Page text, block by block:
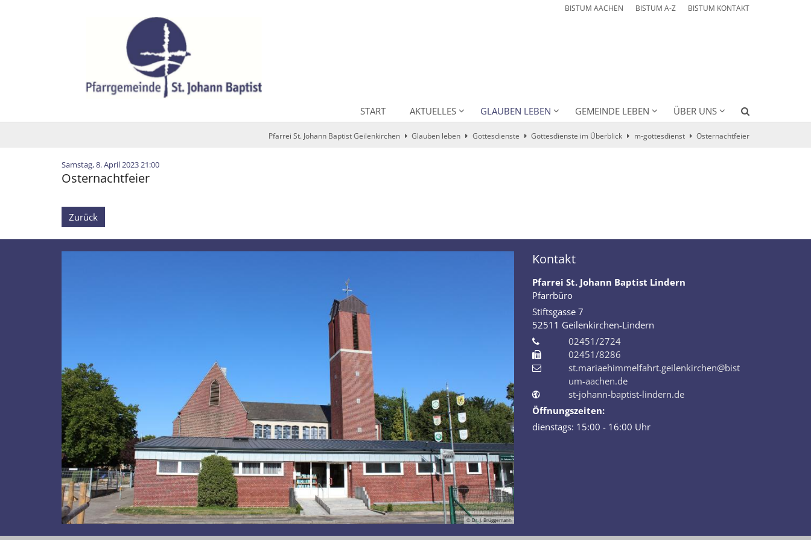
BISTUM AACHEN BISTUM A-Z BISTUM KONTAKT
START AKTUELLES GLAUBEN LEBEN GEMEINDE LEBEN ÜBER UNS
Pfarrei St. Johann Baptist Geilenkirchen Glauben leben Gottesdienste Gottesdienste im Überblick m-gottesdienst Osternachtfeier
Samstag, 8. April 2023 21:00:
Osternachtfeier
Zurück
© Dr. J. Brüggemann
Kontakt
Pfarrei St. Johann Baptist Lindern
Pfarrbüro
Stiftsgasse 7
52511 Geilenkirchen-Lindern
02451/2724
02451/8286
st.mariaehimmelfahrt.geilenkirchen@bist
um-aachen.de
st-johann-baptist-lindern.de
Öffnungszeiten:
dienstags: 15:00 - 16:00 Uhr